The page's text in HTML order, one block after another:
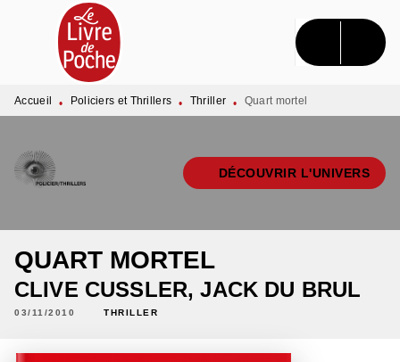
MENU RECHERCHE CONTENU
PIED DE PAGE
Accueil • Policiers et Thrillers • Thriller • Quart mortel
DÉCOUVRIR L'UNIVERS
QUART MORTEL
CLIVE CUSSLER,JACK DU BRUL
03/11/2010 THRILLER